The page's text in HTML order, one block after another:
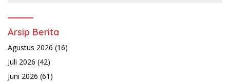
Arsip Berita
Agustus 2026 (16)
Juli 2026 (42)
Juni 2026 (61)